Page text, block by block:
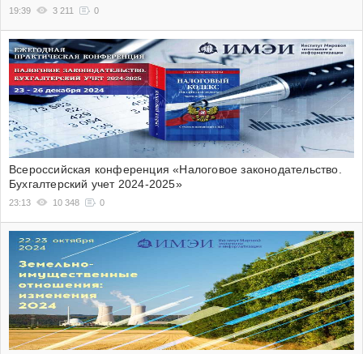
19:39 3 211 0
Всероссийская конференция «Налоговое законодательство.
Бухгалтерский учет 2024-2025»
23:13 10 348 0